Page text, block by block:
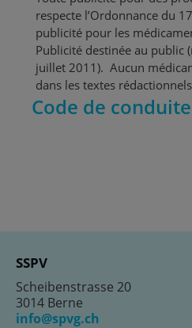
respecte l’Ordonnance du
publicité pour les
Publicité destinée au public
juillet 2011). Aucun
dans les textes
Code de conduite
SSPV
Scheibenstrasse 20
3014 Berne
info@spvg.ch